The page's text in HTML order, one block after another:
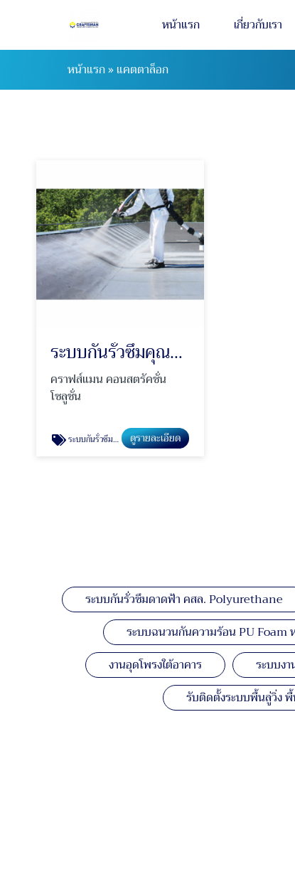
หน้าแรก เกี่ยวกับเรา
หน้าแรก»แคตตาล็อก
ระบบกันรั่วซึมคุณภาพสูง Polyurea
คราฟส์แมน คอนสตรัคชั่น
โซลูชั่น
ระบบกันรั่วซึมคุณภาพสูง Polyurea ดูรายละเอียด
ระบบกันรั่วซึมดาดฟ้า คสล. Polyurethane
ระบบฉนวนกันความร้อน PU Foam
งานอุดโพรงใต้อาคาร
ระบบง
รับติดตั้งระบบพื้นลู่วิ่ง พื้